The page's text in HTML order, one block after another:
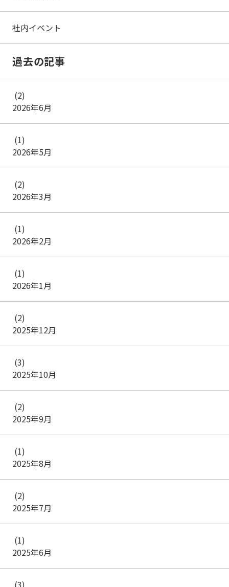
社内イベント
過去の記事
2026年6月
(2)
2026年5月
(1)
2026年3月
(2)
2026年2月
(1)
2026年1月
(1)
2025年12月
(2)
2025年10月
(3)
2025年9月
(2)
2025年8月
(1)
2025年7月
(2)
2025年6月
(1)